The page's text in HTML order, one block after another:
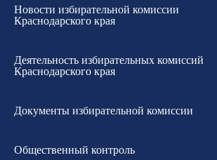
Новости избирательной комиссии
Краснодарского края
Деятельность избирательных комиссий
Краснодарского края
Документы избирательной комиссии
Общественный контроль